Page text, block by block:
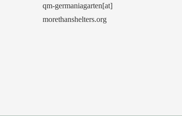
qm-germaniagarten[at]
morethanshelters.org